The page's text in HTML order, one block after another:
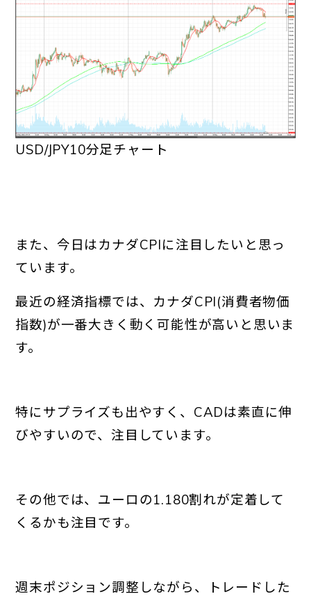
USD/JPY10分足チャート
また、今日はカナダCPIに注目したいと思っ
ています。
最近の経済指標では、カナダCPI(消費者物価
指数)が一番大きく動く可能性が高いと思いま
す。
特にサプライズも出やすく、CADは素直に伸
びやすいので、注目しています。
その他では、ユーロの1.180割れが定着して
くるかも注目です。
週末ポジション調整しながら、トレードした